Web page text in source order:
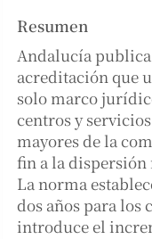
Resumen
Andalucía
acreditación que
solo marco
centros y
mayores de la
fin a la
La norma
dos años para los
introduce el